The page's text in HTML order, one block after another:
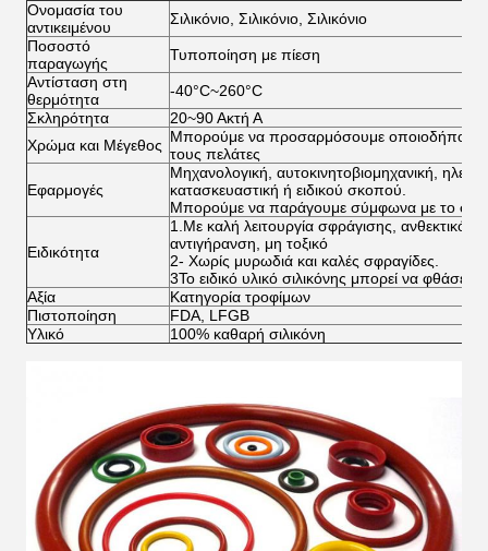
Ονομασία του
αντικειμένου
Σιλικόνιο, Σιλικόνιο, Σιλικόνιο
Ποσοστό
παραγωγής
Τυποποίηση με πίεση
Αντίσταση στη
θερμότητα
-40°C~260°C
Σκληρότητα
20~90 Ακτή Α
Χρώμα και Μέγεθος Μπορούμε να προσαρμόσουμε οποιοδήποτε
τους πελάτες
Εφαρμογές
Μηχανολογική, αυτοκινητοβιομηχανική,
κατασκευαστική ή ειδικού σκοπού.
Μπορούμε να παράγουμε σύμφωνα με το
Ειδικότητα
1.Με καλή λειτουργία σφράγισης,
αντιγήρανση, μη τοξικό
2- Χωρίς μυρωδιά και καλές σφραγίδες.
3Το ειδικό υλικό σιλικόνης μπορεί να φθάσει
Αξία
Κατηγορία τροφίμων
Πιστοποίηση
FDA, LFGB
Υλικό
100% καθαρή σιλικόνη